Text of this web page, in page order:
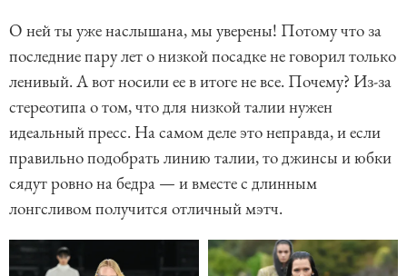
О ней ты уже наслышана, мы уверены! Потому что за
последние пару лет о низкой посадке не говорил только
ленивый. А вот носили ее в итоге не все. Почему? Из-за
стереотипа о том, что для низкой талии нужен
идеальный пресс. На самом деле это неправда, и если
правильно подобрать линию талии, то джинсы и юбки
сядут ровно на бедра — и вместе с длинным
лонгсливом получится отличный мэтч.